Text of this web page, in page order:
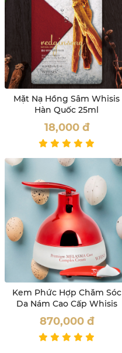
Mặt Nạ Hồng Sâm Whisis
Hàn Quốc 25ml
18,000 đ
Kem Phức Hợp Chăm Sóc
Da Nám Cao Cấp Whisis
870,000 đ